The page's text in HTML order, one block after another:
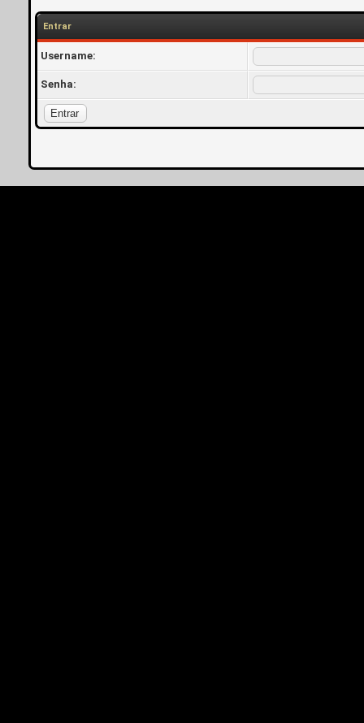
Entrar
Username:
Senha: